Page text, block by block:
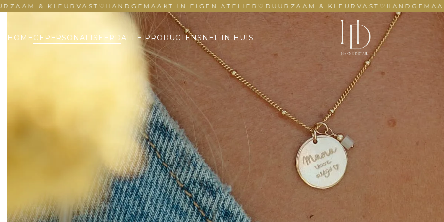
KLEURVAST ♡ HANDGEMAAKT IN EIGEN ATELIER♡DUURZAAM & KLEURVAST ♡ HANDGEMAAKT IN
HOMEGEPERSONALISEERDALLE PRODUCTENSNEL IN HUIS